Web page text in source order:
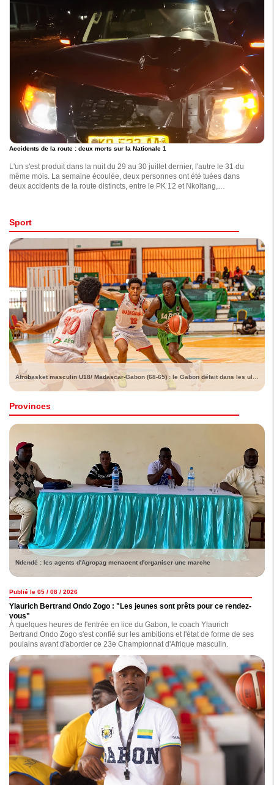
Accidents de la route : deux morts sur la Nationale 1
L'un s'est produit dans la nuit du 29 au 30 juillet dernier, l'autre le 31 du
même mois. La semaine écoulée, deux personnes ont été tuées dans
deux accidents de la route distincts, entre le PK 12 et Nkoltang,
Sport
Provinces
Ndendé : les agents d'Agropag menacent d'organiser une marche
Publié le 05 / 08 / 2026
Ylaurich Bertrand Ondo Zogo : "Les jeunes sont prêts pour ce rendez-
vous"
À quelques heures de l'entrée en lice du Gabon, le coach Ylaurich
Bertrand Ondo Zogo s'est confié sur les ambitions et l'état de forme de ses
poulains avant d'aborder ce 23e Championnat d'Afrique masculin.